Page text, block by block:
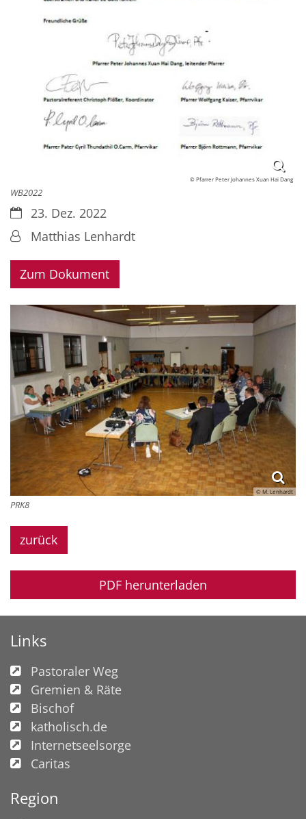
© Pfarrer Peter Johannes Xuan Hai Dang
WB2022
Datum:23. Dez. 2022
Von:Matthias Lenhardt
Zum Dokument
© M. Lenhardt
PRK8
zurück
PDF herunterladen
Links
Pastoraler Weg
Gremien & Räte
Bischof
katholisch.de
Internetseelsorge
Caritas
Region